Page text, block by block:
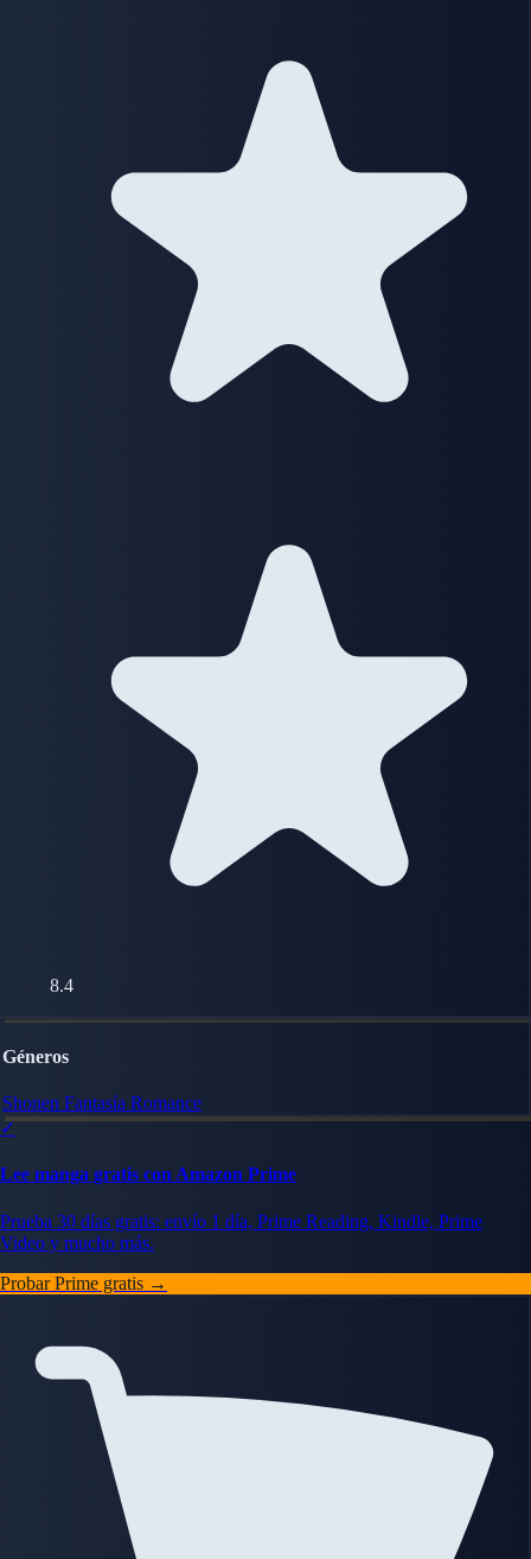
8.4
Géneros
Shonen Fantasía Romance
✓
Lee manga gratis con Amazon Prime
Prueba 30 días gratis: envío 1 día, Prime Reading, Kindle, Prime
Video y mucho más.
Probar Prime gratis →